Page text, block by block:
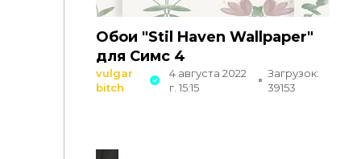
Обои "Stil Haven Wallpaper"
для Симс 4
vulgar
bitch
4 августа 2022
г. 15:15
Загрузок:
39153